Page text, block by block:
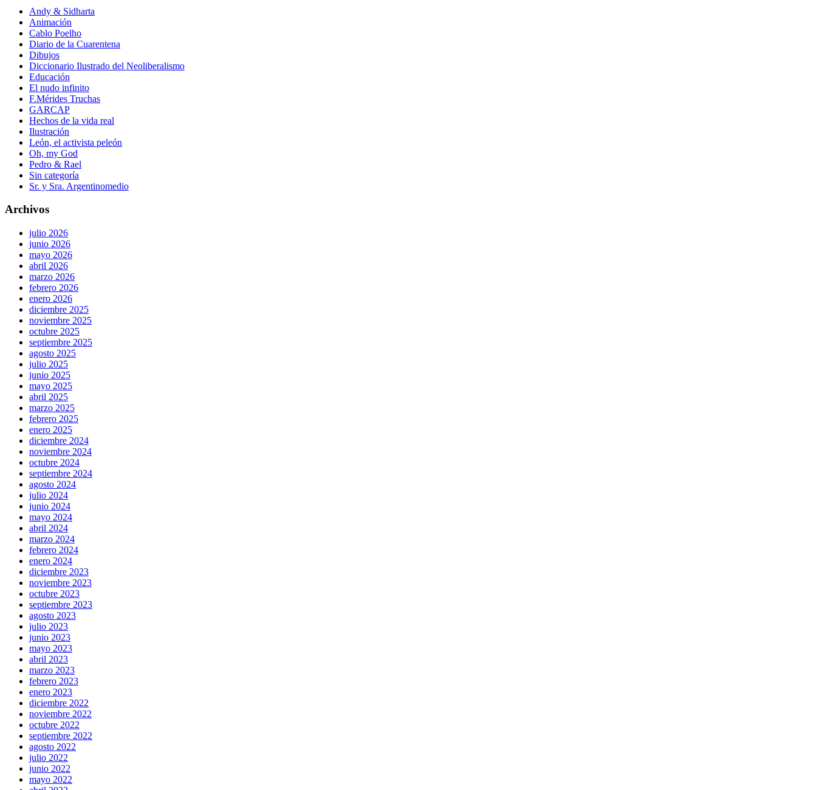
Andy & Sidharta
Animación
Cablo Poelho
Diario de la Cuarentena
Dibujos
Diccionario Ilustrado del Neoliberalismo
Educación
El nudo infinito
F.Mérides Truchas
GARCAP
Hechos de la vida real
Ilustración
León, el activista peleón
Oh, my God
Pedro & Rael
Sin categoría
Sr. y Sra. Argentinomedio
Archivos
julio 2026
junio 2026
mayo 2026
abril 2026
marzo 2026
febrero 2026
enero 2026
diciembre 2025
noviembre 2025
octubre 2025
septiembre 2025
agosto 2025
julio 2025
junio 2025
mayo 2025
abril 2025
marzo 2025
febrero 2025
enero 2025
diciembre 2024
noviembre 2024
octubre 2024
septiembre 2024
agosto 2024
julio 2024
junio 2024
mayo 2024
abril 2024
marzo 2024
febrero 2024
enero 2024
diciembre 2023
noviembre 2023
octubre 2023
septiembre 2023
agosto 2023
julio 2023
junio 2023
mayo 2023
abril 2023
marzo 2023
febrero 2023
enero 2023
diciembre 2022
noviembre 2022
octubre 2022
septiembre 2022
agosto 2022
julio 2022
junio 2022
mayo 2022